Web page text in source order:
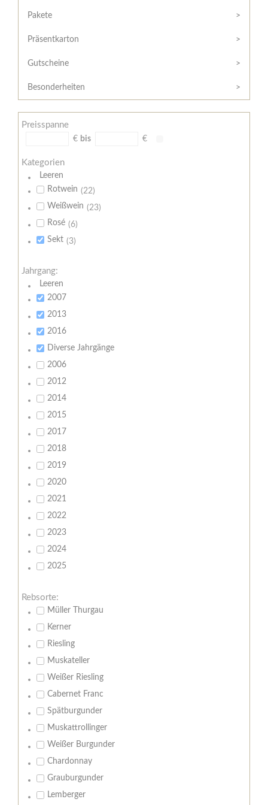
/
Widerrufsformular
AGB
Zahlungsbedingungen
Meine
Pakete
Präsentkarton
Gutscheine
Besonderheiten
Preisspanne
€ bis €
Kategorien
Leeren
Rotwein (22)
Weißwein (23)
Rosé (6)
Sekt (3)
Jahrgang:
Leeren
2007
2013
2016
Diverse Jahrgänge
2006
2012
2014
2015
2017
2018
2019
2020
2021
2022
2023
2024
2025
Rebsorte:
Müller Thurgau
Kerner
Riesling
Muskateller
Weißer Riesling
Cabernet Franc
Spätburgunder
Muskattrollinger
Weißer Burgunder
Chardonnay
Grauburgunder
Lemberger